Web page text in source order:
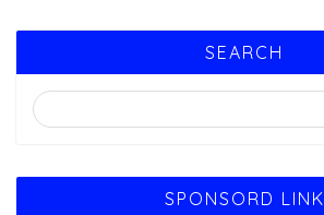
SEARCH
SPONSORD LINK